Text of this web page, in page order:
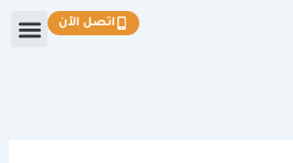
اتصل الآن